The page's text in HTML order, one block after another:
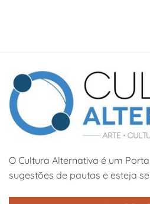
O Cultura Alternativa é um
sugestões de pautas e esteja